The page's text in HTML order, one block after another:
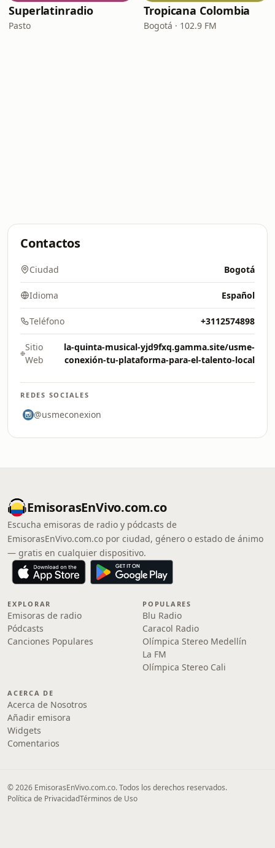
Superlatinradio
Pasto
Tropicana Colombia
Bogotá · 102.9 FM
Contactos
Ciudad Bogotá
Idioma Español
Teléfono +3112574898
Sitio
Web
la-quinta-musical-yjd9fxq.gamma.site/usme-
conexión-tu-plataforma-para-el-talento-local
REDES SOCIALES
@usmeconexion
EmisorasEnVivo.com.co
Escucha emisoras de radio y pódcasts de
EmisorasEnVivo.com.co por ciudad, género o estado de ánimo
— gratis en cualquier dispositivo.
EXPLORAR
Emisoras de radio
Pódcasts
Canciones Populares
POPULARES
Blu Radio
Caracol Radio
Olímpica Stereo Medellín
La FM
Olímpica Stereo Cali
ACERCA DE
Acerca de Nosotros
Añadir emisora
Widgets
Comentarios
© 2026 EmisorasEnVivo.com.co. Todos los derechos reservados.
Política de PrivacidadTérminos de Uso